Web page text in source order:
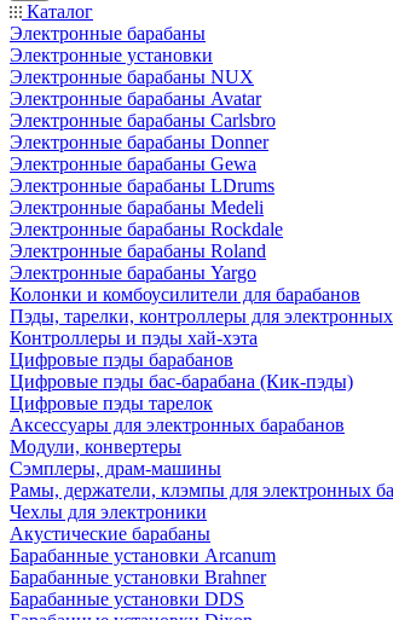
Каталог
Электронные барабаны
Электронные установки
Электронные барабаны NUX
Электронные барабаны Avatar
Электронные барабаны Carlsbro
Электронные барабаны Donner
Электронные барабаны Gewa
Электронные барабаны LDrums
Электронные барабаны Medeli
Электронные барабаны Rockdale
Электронные барабаны Roland
Электронные барабаны Yargo
Колонки и комбоусилители для барабанов
Пэды, тарелки, контроллеры для
Контроллеры и пэды хай-хэта
Цифровые пэды барабанов
Цифровые пэды бас-барабана (Кик-пэды)
Цифровые пэды тарелок
Аксессуары для электронных барабанов
Модули, конвертеры
Сэмплеры, драм-машины
Рамы, держатели, клэмпы для электронных
Чехлы для электроники
Акустические барабаны
Барабанные установки Arcanum
Барабанные установки Brahner
Барабанные установки DDS